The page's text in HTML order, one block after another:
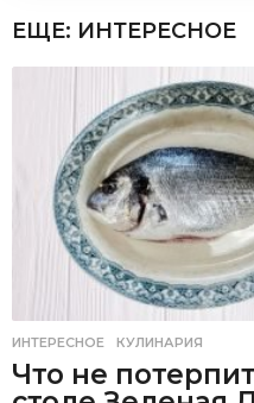
ЕЩЕ: ИНТЕРЕСНОЕ
ИНТЕРЕСНОЕ ,КУЛИНАРИЯ
Что не